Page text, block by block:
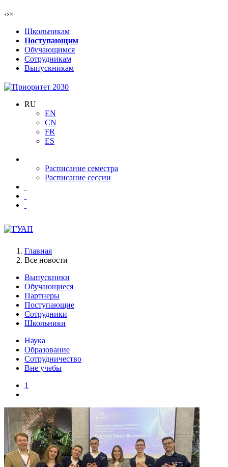
‹›×
Школьникам
Поступающим
Обучающимся
Сотрудникам
Выпускникам
RU
EN
CN
FR
ES
Расписание семестра
Расписание сессии
Главная
Все новости
Выпускники
Обучающиеся
Партнеры
Поступающие
Сотрудники
Школьники
Наука
Образование
Сотрудничество
Вне учебы
1